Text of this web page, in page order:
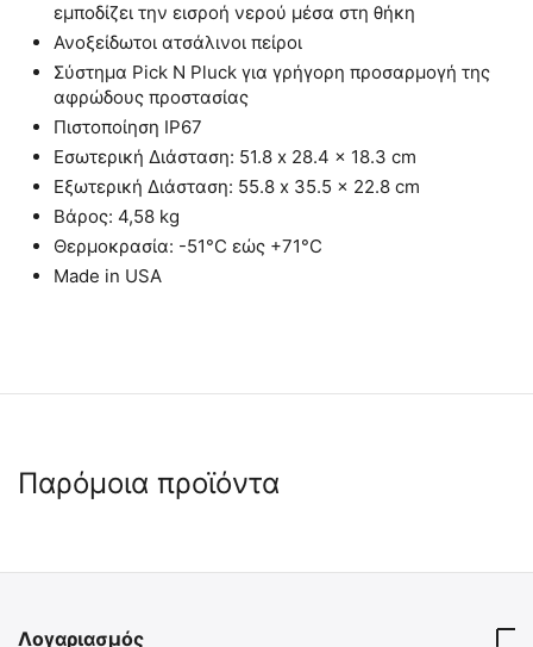
εμποδίζει την εισροή νερού μέσα στη θήκη
Ανοξείδωτοι ατσάλινοι πείροι
Σύστημα Pick N Pluck για γρήγορη προσαρμογή της
αφρώδους προστασίας
Πιστοποίηση IP67
Εσωτερική Διάσταση: 51.8 x 28.4 x 18.3 cm
Εξωτερική Διάσταση: 55.8 x 35.5 x 22.8 cm
Βάρος: 4,58 kg
Θερμοκρασία: -51°C εώς +71°C
Made in USA
Παρόμοια προϊόντα
Λογαριασμός